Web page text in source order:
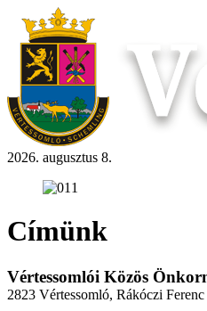
2026. augusztus 8.
Címünk
Vértessomlói Közös
2823 Vértessomló, Rákóczi Ferenc